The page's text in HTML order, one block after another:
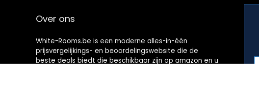
Over ons
White-Rooms.be is een moderne alles-in-één
prijsvergelijkings- en beoordelingswebsite die de
beste deals biedt die beschikbaar zijn op amazon en u